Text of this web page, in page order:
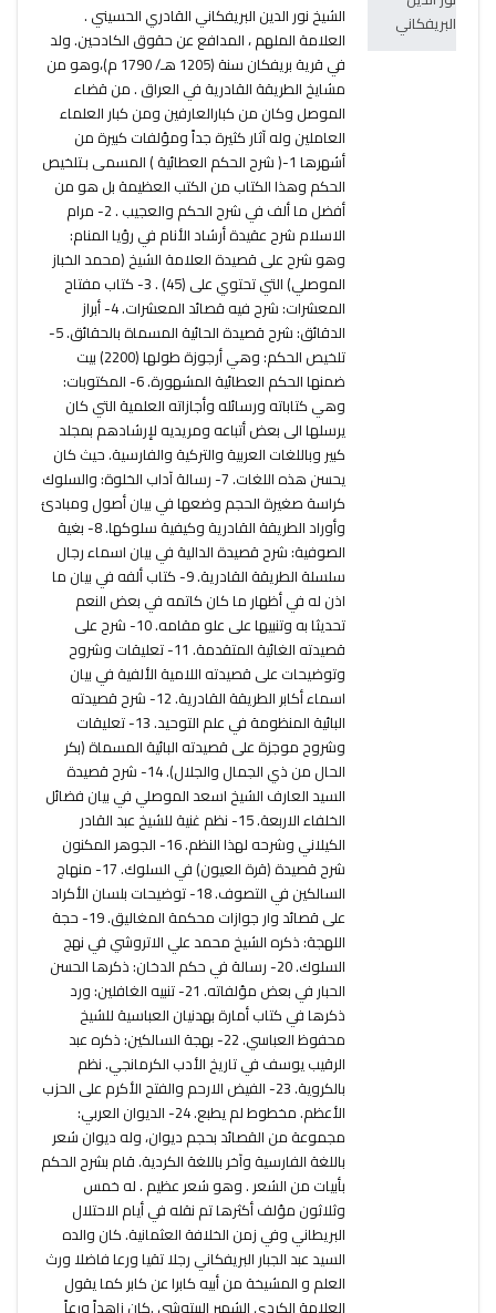
الشيخ نور الدين البريفكاني القادري الحسيني .
العلامة الملهم ، المدافع عن حقوق الكادحين. ولد
في قرية بريفكان سنة (1205 هـ/ 1790 م)،وهو من
مشايخ الطريقة القادرية في العراق . من قضاء
الموصل وكان من كبارالعارفين ومن كبار العلماء
العاملين وله آثار كثيرة جداً ومؤلفات كبيرة من
أشهرها 1-( شرح الحكم العطائية ) المسمى بـتلخيص
الحكم وهذا الكتاب من الكتب العظيمة بل هو من
أفضل ما ألف في شرح الحكم والعجيب . 2- مرام
الاسلام شرح عقيدة أرشاد الأنام في رؤيا المنام:
وهو شرح على قصيدة العلامة الشيخ (محمد الخباز
الموصلي) التي تحتوي على (45) . 3- كتاب مفتاح
المعشرات: شرح فيه قصائد المعشرات. 4- أبراز
الدقائق: شرح قصيدة الحائية المسماة بالحقائق. 5-
تلخيص الحكم: وهي أرجوزة طولها (2200) بيت
ضمنها الحكم العطائية المشهورة. 6- المكتوبات:
وهي كتاباته ورسائله وأجازاته العلمية التي كان
يرسلها الى بعض أتباعه ومريديه لإرشادهم بمجلد
كبير وباللغات العربية والتركية والفارسية. حيث كان
يحسن هذه اللغات. 7- رسالة آداب الخلوة: والسلوك
كراسة صغيرة الحجم وضعها في بيان أصول ومبادئ
وأوراد الطريقة القادرية وكيفية سلوكها. 8- بغية
الصوفية: شرح قصيدة الدالية في بيان اسماء رجال
سلسلة الطريقة القادرية. 9- كتاب ألفه في بيان ما
اذن له في أظهار ما كان كاتمه في بعض النعم
تحديثا به وتنبيها على علو مقامه. 10- شرح على
قصيدته الغائية المتقدمة. 11- تعليقات وشروح
وتوضيحات على قصيدته اللامية الألفية في بيان
اسماء أكابر الطريقة القادرية. 12- شرح قصيدته
البائية المنظومة في علم التوحيد. 13- تعليقات
وشروح موجزة على قصيدته البائية المسماة (بكر
الحال من ذي الجمال والجلال). 14- شرح قصيدة
السيد العارف الشيخ اسعد الموصلي في بيان فضائل
الخلفاء الاربعة. 15- نظم غنية للشيخ عبد القادر
الكيلاني وشرحه لهذا النظم. 16- الجوهر المكنون
شرح قصيدة (قرة العيون) في السلوك. 17- منهاج
السالكين في التصوف. 18- توضيحات بلسان الأكراد
على قصائد وار جوازات محكمة المغاليق. 19- حجة
اللهجة: ذكره الشيخ محمد علي الاتروشي في نهج
السلوك. 20- رسالة في حكم الدخان: ذكرها الحسن
الحبار في بعض مؤلفاته. 21- تنبيه الغافلين: ورد
ذكرها في كتاب أمارة بهدنيان العباسية للشيخ
محفوظ العباسي. 22- بهجة السالكين: ذكره عبد
الرقيب يوسف في تاريخ الأدب الكرمانجي. نظم
بالكروية. 23- الفيض الارحم والفتح الأكرم على الحزب
الأعظم. مخطوط لم يطبع. 24- الديوان العربي:
مجموعة من القصائد بحجم ديوان، وله ديوان شعر
باللغة الفارسية وآخر باللغة الكردية. قام بشرح الحكم
بأبيات من الشعر . وهو شعر عظيم . له خمس
وثلاثون مؤلف أكثرها تم نقله في أيام الاحتلال
البريطاني وفي زمن الخلافة العثمانية. كان والده
السيد عبد الجبار البريفكاني رجلا تقيا ورعا فاضلا ورث
العلم و المشيخة من أبيه كابرا عن كابر كما يقول
العلامة الكردي الشهير البيتوشي .كان زاهداً ورعاً